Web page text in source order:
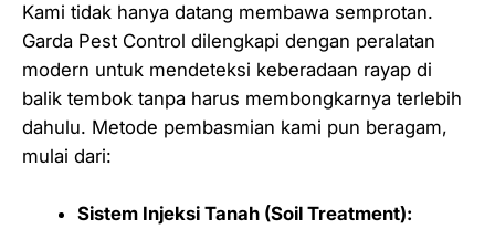
Kami tidak hanya datang membawa semprotan.
Garda Pest Control dilengkapi dengan peralatan
modern untuk mendeteksi keberadaan rayap di
balik tembok tanpa harus membongkarnya terlebih
dahulu. Metode pembasmian kami pun beragam,
mulai dari:
Sistem Injeksi Tanah (Soil Treatment):